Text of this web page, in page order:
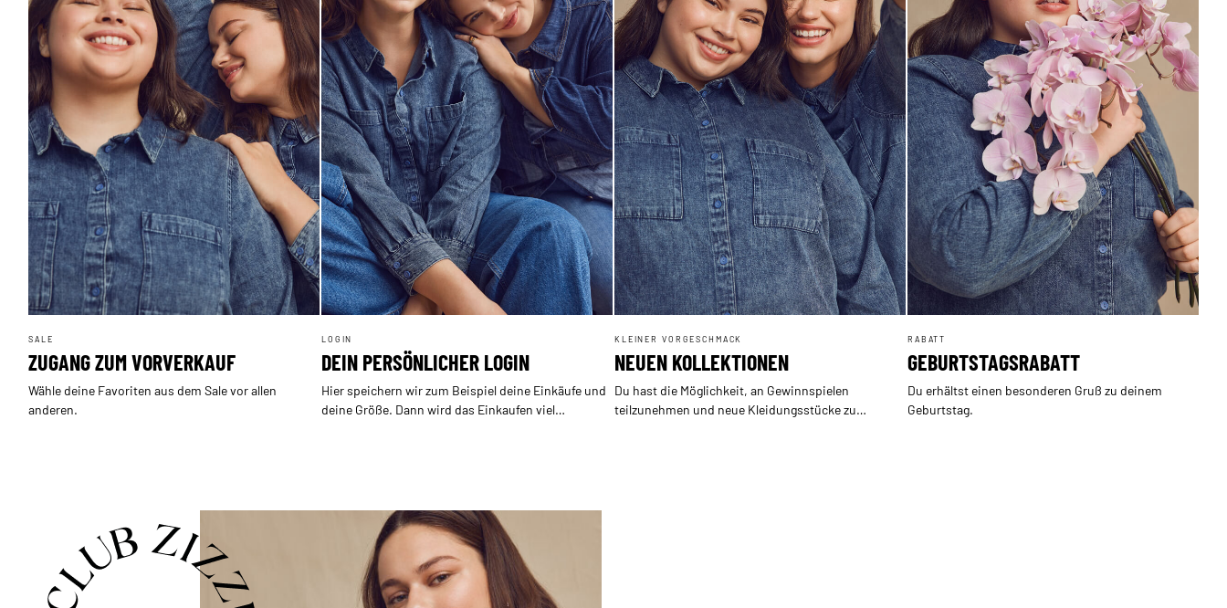
SALE
ZUGANG ZUM VORVERKAUF
Wähle deine Favoriten aus dem Sale vor allen
anderen.
LOGIN
DEIN PERSÖNLICHER LOGIN
Hier speichern wir zum Beispiel deine Einkäufe und
deine Größe. Dann wird das Einkaufen viel
KLEINER VORGESCHMACK
NEUEN KOLLEKTIONEN
Du hast die Möglichkeit, an Gewinnspielen
teilzunehmen und neue Kleidungsstücke zu
RABATT
GEBURTSTAGSRABATT
Du erhältst einen besonderen Gruß zu deinem
Geburtstag.